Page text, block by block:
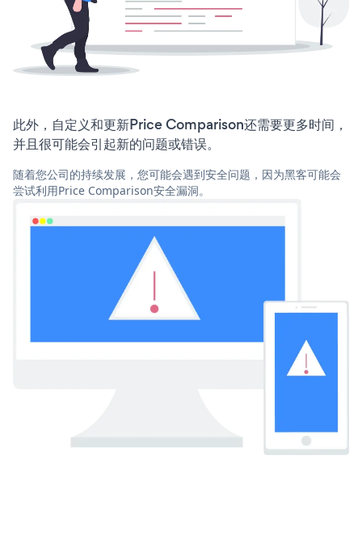
此外，自定义和更新Price Comparison还需要更多时间，
并且很可能会引起新的问题或错误。
随着您公司的持续发展，您可能会遇到安全问题，因为黑客可能会
尝试利用Price Comparison安全漏洞。